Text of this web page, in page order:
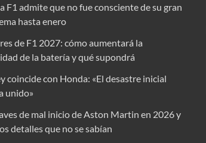
F1 admite que no fue consciente de su gran
hasta enero
de F1 2027: cómo aumentará la
de la batería y qué supondrá
coincide con Honda: «El desastre inicial
unido»
de mal inicio de Aston Martin en 2026 y
detalles que no se sabían